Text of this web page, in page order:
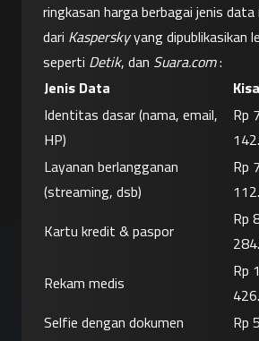
ringkasan harga berbagai jenis
dari Kaspersky yang dipublikasikan
seperti Detik, dan Suara.com :
Jenis Data
Identitas dasar (nama, email,
HP)
Rp
Layanan berlangganan
(streaming, dsb)
Rp
Kartu kredit & paspor
Rp
Rekam medis
Rp
Selfie dengan dokumen
Rp